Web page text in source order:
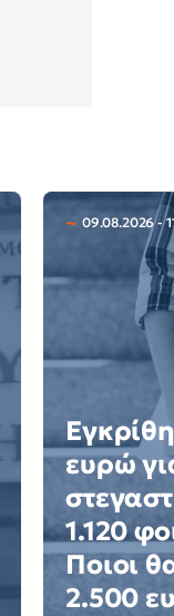
09.08.2026 -
ευρώ
1.120
Ποιοι
2.500